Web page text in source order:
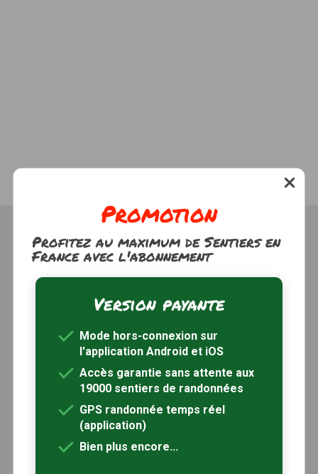
Trouver une randonnée À propos
Inscription / Connexion
Abonnement Rando+ Calendrier randos
Sites partenaires Contactez-nous
Sentiers-en-France, grâce aux nombreux circuits de
Promotion
Profitez au maximum de Sentiers en
France avec l'abonnement
Version payante
Mode hors-connexion sur
l'application Android et iOS
Accès garantie sans attente aux
19000 sentiers de randonnées
GPS randonnée temps réel
(application)
Bien plus encore...